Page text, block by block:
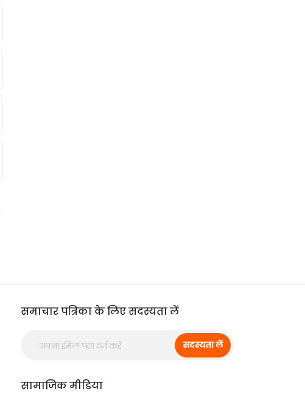
समाचार पत्रिका के लिए सदस्यता लें
सदस्यता लें
सामाजिक मीडिया